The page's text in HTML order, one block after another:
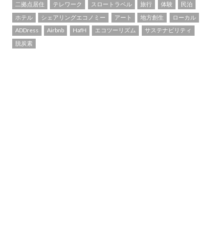
二拠点居住 テレワーク スロートラベル 旅行 体験
民泊
ホテル
シェアリングエコノミー アート 地方創生
ローカル
ADDress
Airbnb HafH エコツーリズム
サステナビリティ
脱炭素